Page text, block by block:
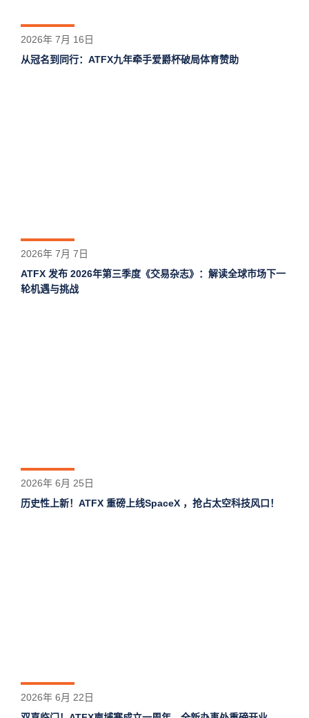
2026年 7月 16日
从冠名到同行：ATFX九年牵手爱爵杯破局体育赞助
2026年 7月 7日
ATFX 发布 2026年第三季度《交易杂志》：解读全球市场下一
轮机遇与挑战
2026年 6月 25日
历史性上新！ATFX 重磅上线SpaceX ，抢占太空科技风口！
2026年 6月 22日